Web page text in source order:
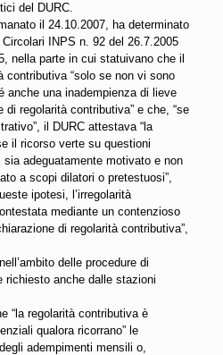
del DURC.
il 24.10.2007, ha determinato
Circolari INPS n. 92 del 26.7.2005
nella parte in cui statuivano che il
contributiva “solo se non vi sono
anche una inadempienza di lieve
regolarità contributiva” e che, “se
il DURC attestava “la
il ricorso verte su questioni
adeguatamente motivato e non
a scopi dilatori o pretestuosi”,
ipotesi, l’irregolarità
mediante un contenzioso
di regolarità contributiva”,
delle procedure di
richiesto anche dalle stazioni
“la regolarità contributiva è
qualora ricorrano” le
adempimenti mensili o,